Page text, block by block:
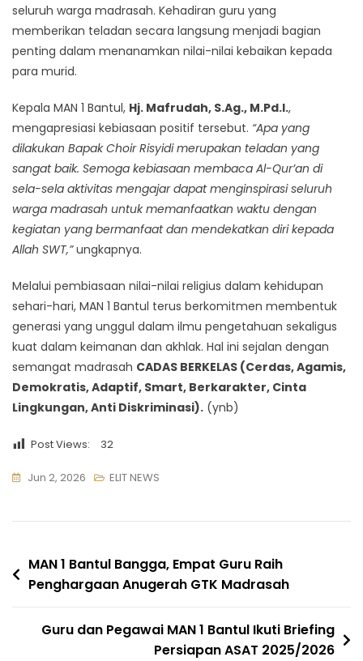
seluruh warga madrasah. Kehadiran guru yang
memberikan teladan secara langsung menjadi bagian
penting dalam menanamkan nilai-nilai kebaikan kepada
para murid.
Kepala MAN 1 Bantul, Hj. Mafrudah, S.Ag., M.Pd.I.,
mengapresiasi kebiasaan positif tersebut. “Apa yang
dilakukan Bapak Choir Risyidi merupakan teladan yang
sangat baik. Semoga kebiasaan membaca Al-Qur’an di
sela-sela aktivitas mengajar dapat menginspirasi seluruh
warga madrasah untuk memanfaatkan waktu dengan
kegiatan yang bermanfaat dan mendekatkan diri kepada
Allah SWT,”ungkapnya.
Melalui pembiasaan nilai-nilai religius dalam kehidupan
sehari-hari, MAN 1 Bantul terus berkomitmen membentuk
generasi yang unggul dalam ilmu pengetahuan sekaligus
kuat dalam keimanan dan akhlak. Hal ini sejalan dengan
semangat madrasah CADAS BERKELAS (Cerdas, Agamis,
Demokratis, Adaptif, Smart, Berkarakter, Cinta
Lingkungan, Anti Diskriminasi). (ynb)
Post Views: 32
Jun 2, 2026 ELIT NEWS
Navigasi
pos
MAN 1 Bantul Bangga, Empat Guru Raih
Penghargaan Anugerah GTK Madrasah
Guru dan Pegawai MAN 1 Bantul Ikuti Briefing
Persiapan ASAT 2025/2026